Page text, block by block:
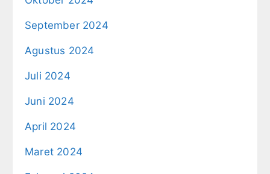
September 2024
Agustus 2024
Juli 2024
Juni 2024
April 2024
Maret 2024